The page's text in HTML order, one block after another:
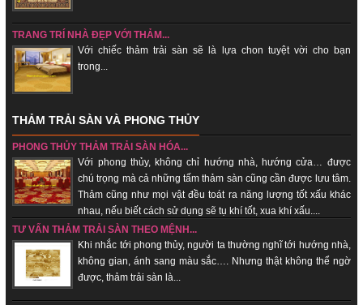
TRANG TRÍ NHÀ ĐẸP VỚI THẢM...
Với chiếc thảm trải sàn sẽ là lựa chon tuyệt vời cho bạn
trong...
THẢM TRẢI SÀN VÀ PHONG THỦY
PHONG THỦY THẢM TRẢI SÀN HÓA...
Với phong thủy, không chỉ hướng nhà, hướng cửa… được
chú trọng mà cả những tấm thảm sàn cũng cần được lưu tâm.
Thảm cũng như mọi vật đều toát ra năng lượng tốt xấu khác
nhau, nếu biết cách sử dụng sẽ tụ khí tốt, xua khí xấu....
TƯ VẤN THẢM TRẢI SÀN THEO MỆNH...
Khi nhắc tới phong thủy, người ta thường nghĩ tới hướng nhà,
không gian, ánh sang màu sắc…. Nhưng thật không thể ngờ
được, thảm trải sàn là...